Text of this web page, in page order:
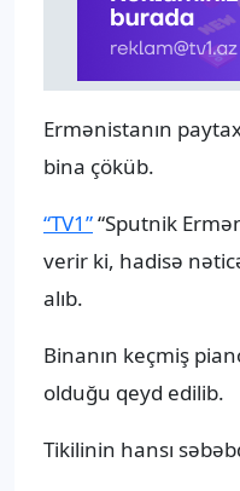
Ermənistanın
bina çöküb.
“TV1”“Sputnik
verir ki, hadisə
alıb.
Binanın keçmiş
olduğu qeyd edilib.
Tikilinin hansı